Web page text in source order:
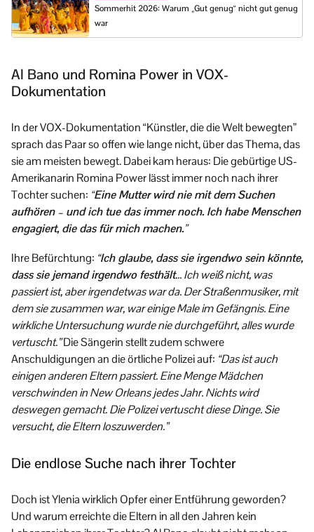
Sommerhit 2026: Warum „Gut genug“ nicht gut genug
war
Al Bano und Romina Power in VOX-
Dokumentation
In der VOX-Dokumentation “Künstler, die die Welt bewegten”
sprach das Paar so offen wie lange nicht, über das Thema, das
sie am meisten bewegt. Dabei kam heraus: Die gebürtige US-
Amerikanarin Romina Power lässt immer noch nach ihrer
Tochter suchen: “Eine Mutter wird nie mit dem Suchen
aufhören – und ich tue das immer noch. Ich habe Menschen
engagiert, die das für mich machen.”
Ihre Befürchtung: “Ich glaube, dass sie irgendwo sein könnte,
dass sie jemand irgendwo festhält… Ich weiß nicht, was
passiert ist, aber irgendetwas war da. Der Straßenmusiker, mit
dem sie zusammen war, war einige Male im Gefängnis. Eine
wirkliche Untersuchung wurde nie durchgeführt, alles wurde
vertuscht.”Die Sängerin stellt zudem schwere
Anschuldigungen an die örtliche Polizei auf: “Das ist auch
einigen anderen Eltern passiert. Eine Menge Mädchen
verschwinden in New Orleans jedes Jahr. Nichts wird
deswegen gemacht. Die Polizei vertuscht diese Dinge. Sie
versucht, die Eltern loszuwerden.”
Die endlose Suche nach ihrer Tochter
Doch ist Ylenia wirklich Opfer einer Entführung geworden?
Und warum erreichte die Eltern in all den Jahren kein